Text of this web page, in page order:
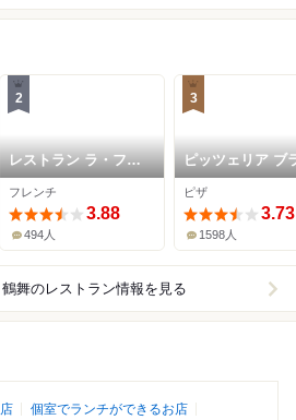
2
レストラン ラ・フロ
レゾン・ドゥ・タケウ
チ
フレンチ
3.88
494人
3
ピッツェリア ブ
ェリア チェザリ
ピザ
3.73
1598人
舞のレストラン情報を見る
個室でランチができるお店